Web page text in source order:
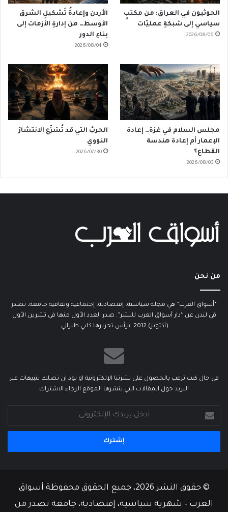
الحوثيون في العراق: من مكتبٍ
سياسي إلى شبكةِ عمليّات
2026/08/06
الأردن وإعادةُ تَشكيلِ الشرق
الأوسط… من إدارةِ الأزمات إلى
بناءِ الدور
2026/08/04
مجلس السلام في غزة… إعادة
الإعمار أم إعادة هندسة
القطاع؟
2026/08/03
الحربُ التي قد تُسَرِّع الانتشارَ
النووي
2026/07/30
من نحن
“أسواق العرب” هي مجلة سياسية، إقتصادية، إجتماعية وثقافية جامعة، تصدر
في لندن عن “دار أسواق العرب للنشر”. صدر العدد الأول منها في تشرين الأول
(أكتوبر) 2012. يرأس تحريرها كابي طبراني.
في حال كنت ترغب بالحصول على نشرتنا الإلكترونية او تود ان تصلك تنبيهات عبر
البريد حول المقالات التي ينشرها الموقع الرجاء الاشتراك
بريدك
الإلكتروني
© حقوق النشر 2026، جميع الحقوق محفوظة أسواق
العرب – شهرية سياسية، إقتصادية، جامعة تصدر من